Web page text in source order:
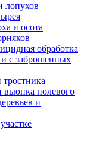
лопухов
и осота
обработка
с заброшенных
полевого
и